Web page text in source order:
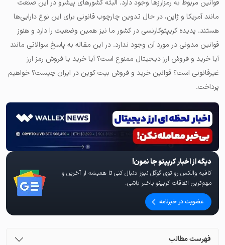
قوانین مربوط به رمزارزها وجود دارد. البته کشورهای پیشرو در این صنعت
مانند آمریکا و ژاپن، در حال تدوین چارچوب قانونی برای این نوع دارایی‌ها
هستند. پدیده کریپتوکارنسی در کشور ما نیز همین وضعیت را دارد و هنوز
قوانین مدونی در مورد آن وجود ندارد. در این مقاله به پاسخ سوالاتی مانند
آیا خرید و فروش ارز دیجیتال ممنوع است؟ آیا خرید یا فروش رمز ارز
غیرقانونی است؟ قوانین خرید و فروش بیت کوین در ایران چیست؟ خواهیم
پرداخت.
دیگه از اخبار کریپتو جا نمون!
کافیه والکس رو توی گوگل نیوز دنبال کنی تا همیشه از آخرین و
مهم‌ترین اتفاقات کریپتو باخبر باشی.
عضویت در خبرنامه
فهرست مطالب